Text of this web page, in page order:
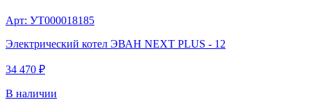
Арт: УТ000018185
Электрический котел ЭВАН NEXT PLUS - 12
34 470 ₽
В наличии